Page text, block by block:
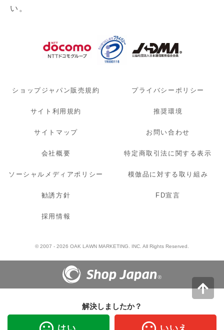
解決しましたか？
い。
ショップジャパン販売規約 プライバシーポリシー
サイト利用規約 推奨環境
サイトマップ お問い合わせ
会社概要 特定商取引法に関する表示
ソーシャルメディアポリシー 模倣品に対する取り組み
勧誘方針 FD宣言
採用情報
© 2007 - 2026 OAK LAWN MARKETING. INC. All Rights Reserved.